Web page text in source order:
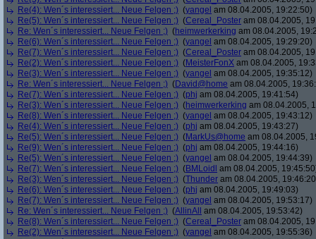
Re(4): Wen´s interessiert... Neue Felgen ;) (yangel am 08.04.2005, 19:22:50)
Re(5): Wen´s interessiert... Neue Felgen ;) (Cereal_Poster am 08.04.2005,
Re: Wen´s interessiert... Neue Felgen ;) (heimwerkerking am 08.04.2005,
Re(6): Wen´s interessiert... Neue Felgen ;) (yangel am 08.04.2005, 19:29:20)
Re(7): Wen´s interessiert... Neue Felgen ;) (Cereal_Poster am 08.04.2005,
Re(2): Wen´s interessiert... Neue Felgen ;) (MeisterFonX am 08.04.2005,
Re(3): Wen´s interessiert... Neue Felgen ;) (yangel am 08.04.2005, 19:35:12)
Re: Wen´s interessiert... Neue Felgen ;) (David@home am 08.04.2005,
Re(7): Wen´s interessiert... Neue Felgen ;) (phj am 08.04.2005, 19:41:54)
Re(3): Wen´s interessiert... Neue Felgen ;) (heimwerkerking am 08.04.2005,
Re(8): Wen´s interessiert... Neue Felgen ;) (yangel am 08.04.2005, 19:43:12)
Re(4): Wen´s interessiert... Neue Felgen ;) (phj am 08.04.2005, 19:43:27)
Re(5): Wen´s interessiert... Neue Felgen ;) (MarkUs@home am 08.04.2005,
Re(9): Wen´s interessiert... Neue Felgen ;) (phj am 08.04.2005, 19:44:16)
Re(5): Wen´s interessiert... Neue Felgen ;) (yangel am 08.04.2005, 19:44:39)
Re(7): Wen´s interessiert... Neue Felgen ;) (BMLoidl am 08.04.2005,
Re(3): Wen´s interessiert... Neue Felgen ;) (Thunder am 08.04.2005,
Re(6): Wen´s interessiert... Neue Felgen ;) (phj am 08.04.2005, 19:49:03)
Re(7): Wen´s interessiert... Neue Felgen ;) (yangel am 08.04.2005, 19:53:17)
Re: Wen´s interessiert... Neue Felgen ;) (AllinAll
am 08.04.2005, 19:53:42)
Re(8): Wen´s interessiert... Neue Felgen ;) (Cereal_Poster am 08.04.2005,
Re(2): Wen´s interessiert... Neue Felgen ;) (yangel am 08.04.2005, 19:55:36)